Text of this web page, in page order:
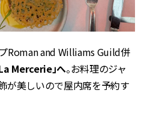
Roman and Williams Guild併
La Mercerie」へ。お料理のジャ
が美しいので屋内席を予約す